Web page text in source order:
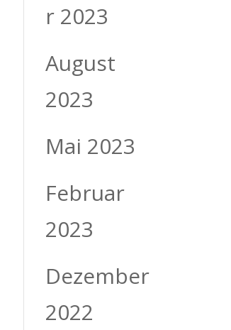
r 2023
August
2023
Mai 2023
Februar
2023
Dezember
2022